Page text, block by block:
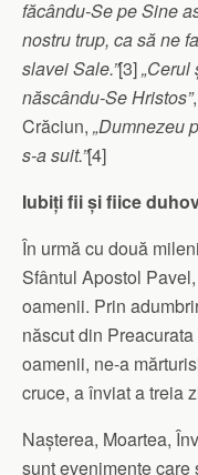
făcându-Se pe Sine
nostru trup, ca să ne
slavei Sale.”[3]„Cerul
născându-Se Hristos”
Crăciun, „Dumnezeu
s-a suit.”[4]
Iubiți fii și fiice
În urmă cu două
Sfântul Apostol
oa­menii. Prin
născut din
oamenii, ne-a
cruce, a înviat a treia
Nașterea, Moartea,
sunt evenimente care